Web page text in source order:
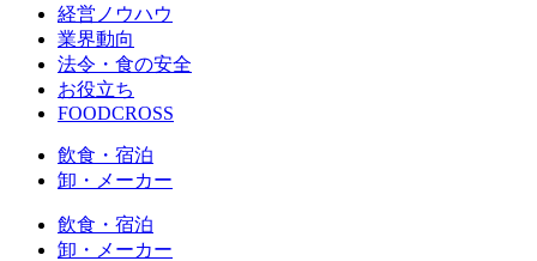
経営ノウハウ
業界動向
法令・食の安全
お役立ち
FOODCROSS
飲食・宿泊
卸・メーカー
飲食・宿泊
卸・メーカー